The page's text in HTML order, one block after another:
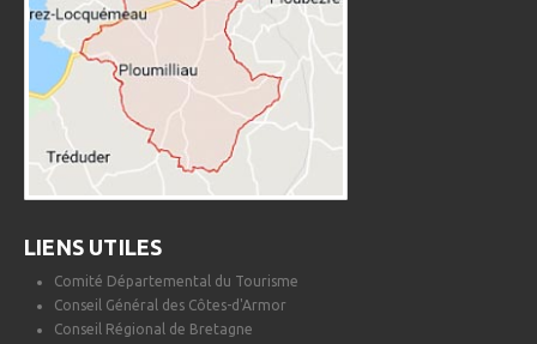
LIENS UTILES
Comité Départemental du Tourisme
Conseil Général des Côtes-d'Armor
Conseil Régional de Bretagne